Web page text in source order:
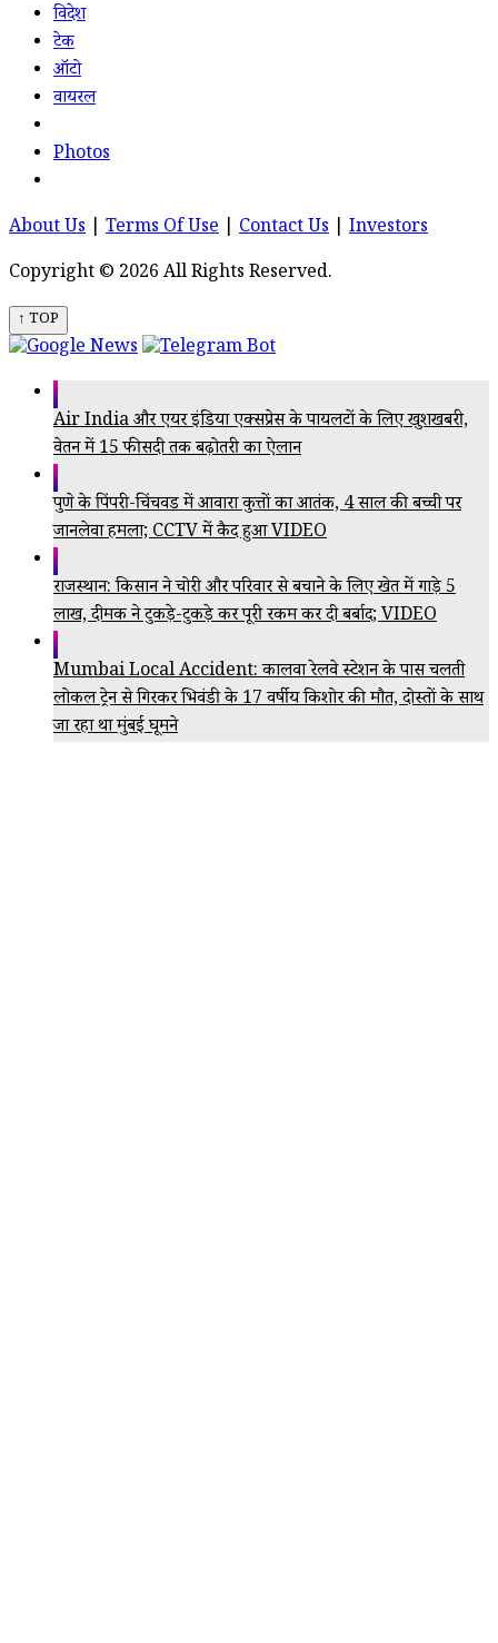
विदेश
टेक
ऑटो
वायरल
Photos
About Us Terms Of Use Contact Us
Investors
Copyright © 2026 All Rights Reserved.
↑ TOP
Air India और एयर इंडिया एक्सप्रेस के पायलटों के लिए खुशखबरी,
वेतन में 15 फीसदी तक बढ़ोतरी का ऐलान
पुणे के पिंपरी-चिंचवड में आवारा कुत्तों का आतंक, 4 साल की बच्ची पर
जानलेवा हमला; CCTV में कैद हुआ VIDEO
राजस्थान: किसान ने चोरी और परिवार से बचाने के लिए खेत में गाड़े ₹5
लाख, दीमक ने टुकड़े-टुकड़े कर पूरी रकम कर दी बर्बाद; VIDEO
Mumbai Local Accident: कालवा रेलवे स्टेशन के पास चलती
लोकल ट्रेन से गिरकर भिवंडी के 17 वर्षीय किशोर की मौत, दोस्तों के साथ
जा रहा था मुंबई घूमने